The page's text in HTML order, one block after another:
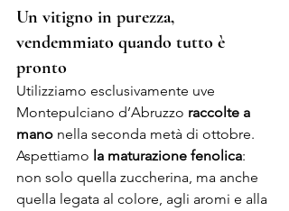
Un vitigno in purezza,
vendemmiato quando tutto è
pronto
Utilizziamo esclusivamente uve
Montepulciano d’Abruzzo raccolte a
mano nella seconda metà di ottobre.
Aspettiamo la maturazione fenolica:
non solo quella zuccherina, ma anche
quella legata al colore, agli aromi e alla